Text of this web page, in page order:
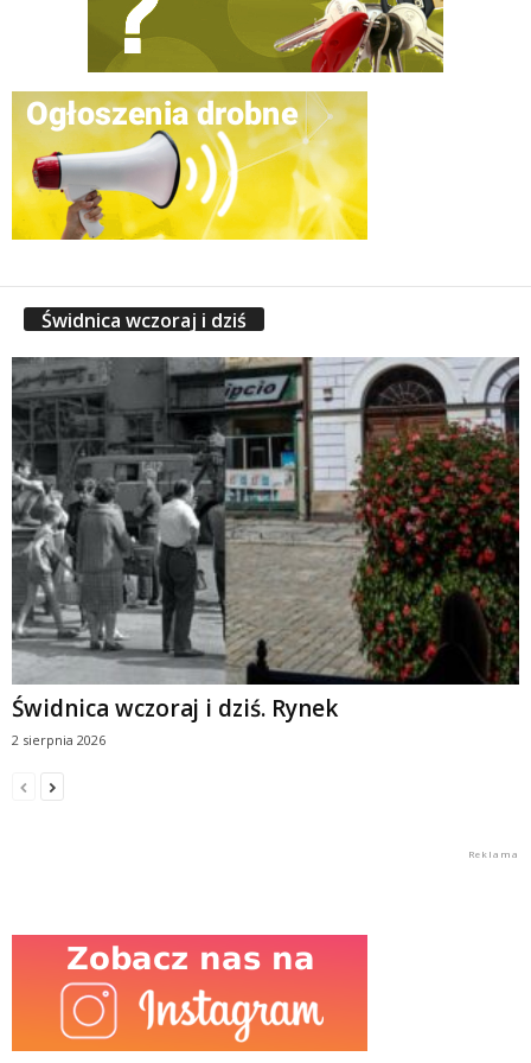
Świdnica wczoraj i dziś
Świdnica wczoraj i dziś. Rynek
2 sierpnia 2026